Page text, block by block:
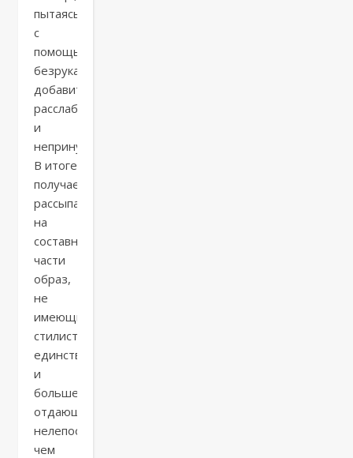
пытаясь
с
помощью
безрукавки
добавить
расслабленности
и
непринужденности.
В итоге
получается
рассыпающийся
на
составные
части
образ,
не
имеющий
стилистического
единства
и
больше
отдающий
нелепостью,
чем